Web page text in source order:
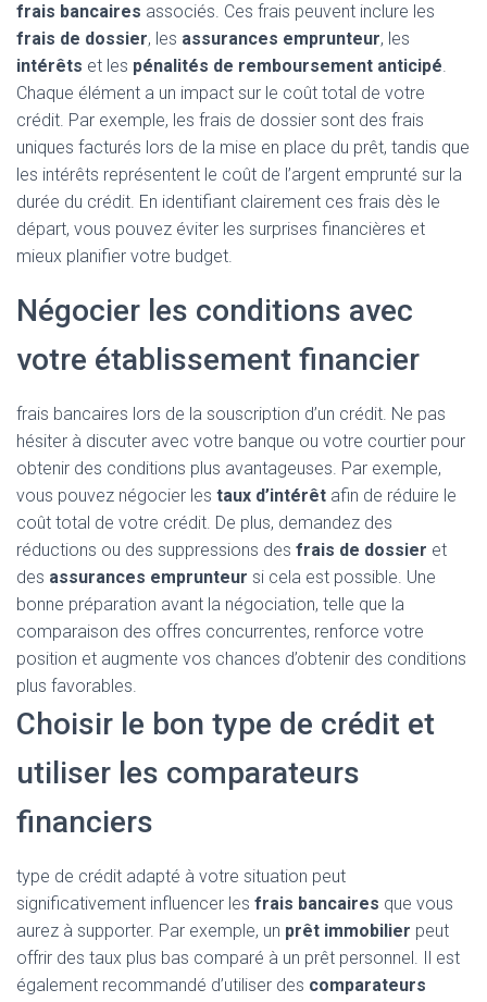
frais bancaires associés. Ces frais peuvent inclure les
frais de dossier, les assurances emprunteur, les
intérêts et les pénalités de remboursement anticipé.
Chaque élément a un impact sur le coût total de votre
crédit. Par exemple, les frais de dossier sont des frais
uniques facturés lors de la mise en place du prêt, tandis que
les intérêts représentent le coût de l’argent emprunté sur la
durée du crédit. En identifiant clairement ces frais dès le
départ, vous pouvez éviter les surprises financières et
mieux planifier votre budget.
Négocier les conditions avec
votre établissement financier
frais bancaires lors de la souscription d’un crédit. Ne pas
hésiter à discuter avec votre banque ou votre courtier pour
obtenir des conditions plus avantageuses. Par exemple,
vous pouvez négocier les taux d’intérêt afin de réduire le
coût total de votre crédit. De plus, demandez des
réductions ou des suppressions des frais de dossier et
des assurances emprunteur si cela est possible. Une
bonne préparation avant la négociation, telle que la
comparaison des offres concurrentes, renforce votre
position et augmente vos chances d’obtenir des conditions
plus favorables.
Choisir le bon type de crédit et
utiliser les comparateurs
financiers
type de crédit adapté à votre situation peut
significativement influencer les frais bancaires que vous
aurez à supporter. Par exemple, un prêt immobilier peut
offrir des taux plus bas comparé à un prêt personnel. Il est
également recommandé d’utiliser des comparateurs